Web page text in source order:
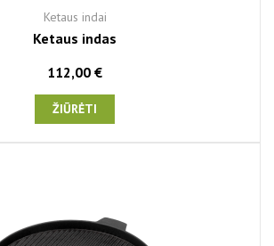
Ketaus indai
Ketaus indas
112,00 €
ŽIŪRĖTI